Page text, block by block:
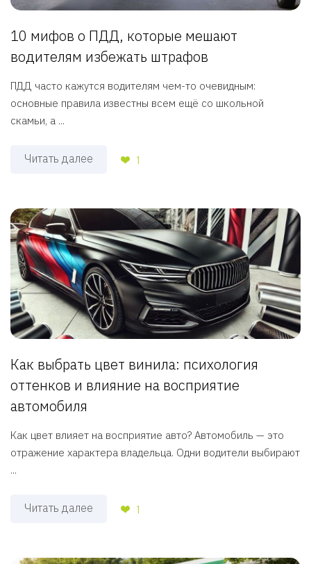
10 мифов о ПДД, которые мешают
водителям избежать штрафов
ПДД часто кажутся водителям чем-то очевидным:
основные правила известны всем ещё со школьной
скамьи, а ...
Читать далее 1
Как выбрать цвет винила: психология
оттенков и влияние на восприятие
автомобиля
Как цвет влияет на восприятие авто? Автомобиль — это
отражение характера владельца. Одни водители выбирают
...
Читать далее 1